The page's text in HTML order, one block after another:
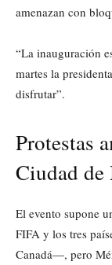
amenazan con
“La inauguración
martes la
disfrutar”.
Protestas
Ciudad
El evento supone
FIFA y los tres
Canadá—, pero